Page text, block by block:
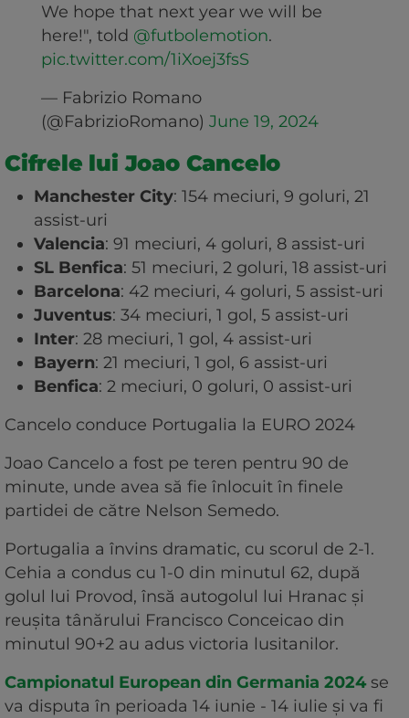
We hope that next year we will be
here!", told @futbolemotion.
pic.twitter.com/1iXoej3fsS
— Fabrizio Romano
(@FabrizioRomano) June 19, 2024
Cifrele lui Joao Cancelo
Manchester City: 154 meciuri, 9 goluri, 21
assist-uri
Valencia: 91 meciuri, 4 goluri, 8 assist-uri
SL Benfica: 51 meciuri, 2 goluri, 18 assist-uri
Barcelona: 42 meciuri, 4 goluri, 5 assist-uri
Juventus: 34 meciuri, 1 gol, 5 assist-uri
Inter: 28 meciuri, 1 gol, 4 assist-uri
Bayern: 21 meciuri, 1 gol, 6 assist-uri
Benfica: 2 meciuri, 0 goluri, 0 assist-uri
Cancelo conduce Portugalia la EURO 2024
Joao Cancelo a fost pe teren pentru 90 de
minute, unde avea să fie înlocuit în finele
partidei de către Nelson Semedo.
Portugalia a învins dramatic, cu scorul de 2-1.
Cehia a condus cu 1-0 din minutul 62, după
golul lui Provod, însă autogolul lui Hranac și
reușita tânărului Francisco Conceicao din
minutul 90+2 au adus victoria lusitanilor.
Campionatul European din Germania 2024se
va disputa în perioada 14 iunie - 14 iulie și va fi